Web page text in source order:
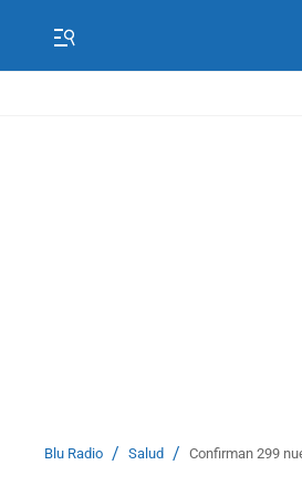
Blu Radio / Salud / Confirman 299